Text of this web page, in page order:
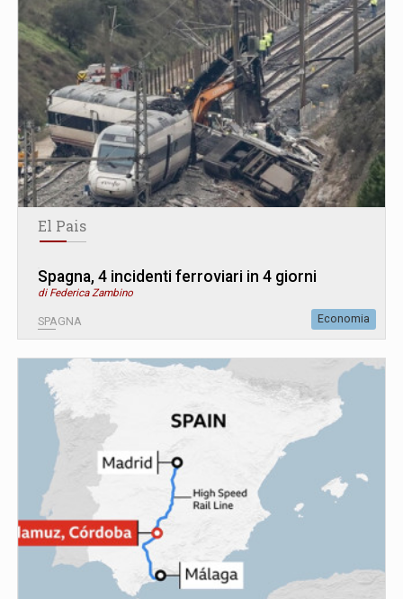
El Pais
Spagna, 4 incidenti ferroviari in 4 giorni
di Federica Zambino
SPAGNA Economia